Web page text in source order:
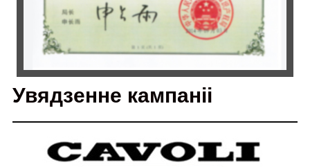
Увядзенне кампаніі